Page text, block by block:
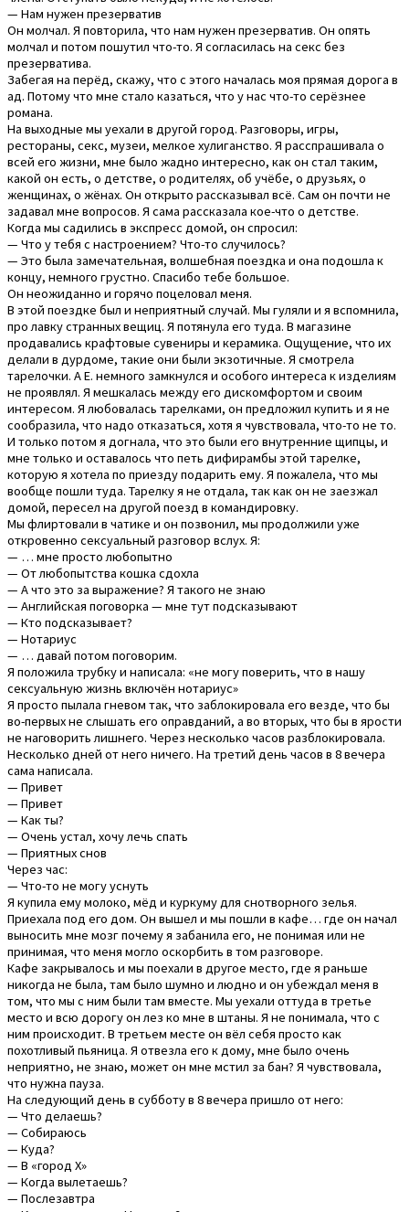
— Нам нужен презерватив
Он молчал. Я повторила, что нам нужен презерватив. Он опять
молчал и потом пошутил что-то. Я согласилась на секс без
презерватива.
Забегая на перёд, скажу, что с этого началась моя прямая дорога в
ад. Потому что мне стало казаться, что у нас что-то серёзнее
романа.
На выходные мы уехали в другой город. Разговоры, игры,
рестораны, секс, музеи, мелкое хулиганство. Я расспрашивала о
всей его жизни, мне было жадно интересно, как он стал таким,
какой он есть, о детстве, о родителях, об учёбе, о друзьях, о
женщинах, о жёнах. Он открыто рассказывал всё. Сам он почти не
задавал мне вопросов. Я сама рассказала кое-что о детстве.
Когда мы садились в экспресс домой, он спросил:
— Что у тебя с настроением? Что-то случилось?
— Это была замечательная, волшебная поездка и она подошла к
концу, немного грустно. Спасибо тебе большое.
Он неожиданно и горячо поцеловал меня.
В этой поездке был и неприятный случай. Мы гуляли и я вспомнила,
про лавку странных вещиц. Я потянула его туда. В магазине
продавались крафтовые сувениры и керамика. Ощущение, что их
делали в дурдоме, такие они были экзотичные. Я смотрела
тарелочки. А Е. немного замкнулся и особого интереса к изделиям
не проявлял. Я мешкалась между его дискомфортом и своим
интересом. Я любовалась тарелками, он предложил купить и я не
сообразила, что надо отказаться, хотя я чувствовала, что-то не то.
И только потом я догнала, что это были его внутренние щипцы, и
мне только и оставалось что петь дифирамбы этой тарелке,
которую я хотела по приезду подарить ему. Я пожалела, что мы
вообще пошли туда. Тарелку я не отдала, так как он не заезжал
домой, пересел на другой поезд в командировку.
Мы флиртовали в чатике и он позвонил, мы продолжили уже
откровенно сексуальный разговор вслух. Я:
— … мне просто любопытно
— От любопытства кошка сдохла
— А что это за выражение? Я такого не знаю
— Английская поговорка — мне тут подсказывают
— Кто подсказывает?
— Нотариус
— … давай потом поговорим.
Я положила трубку и написала: «не могу поверить, что в нашу
сексуальную жизнь включён нотариус»
Я просто пылала гневом так, что заблокировала его везде, что бы
во-первых не слышать его оправданий, а во вторых, что бы в ярости
не наговорить лишнего. Через несколько часов разблокировала.
Несколько дней от него ничего. На третий день часов в 8 вечера
сама написала.
— Привет
— Привет
— Как ты?
— Очень устал, хочу лечь спать
— Приятных снов
Через час:
— Что-то не могу уснуть
Я купила ему молоко, мёд и куркуму для снотворного зелья.
Приехала под его дом. Он вышел и мы пошли в кафе… где он начал
выносить мне мозг почему я забанила его, не понимая или не
принимая, что меня могло оскорбить в том разговоре.
Кафе закрывалось и мы поехали в другое место, где я раньше
никогда не была, там было шумно и людно и он убеждал меня в
том, что мы с ним были там вместе. Мы уехали оттуда в третье
место и всю дорогу он лез ко мне в штаны. Я не понимала, что с
ним происходит. В третьем месте он вёл себя просто как
похотливый пьяница. Я отвезла его к дому, мне было очень
неприятно, не знаю, может он мне мстил за бан? Я чувствовала,
что нужна пауза.
На следующий день в субботу в 8 вечера пришло от него:
— Что делаешь?
— Собираюсь
— Куда?
— В «город Х»
— Когда вылетаешь?
— Послезавтра